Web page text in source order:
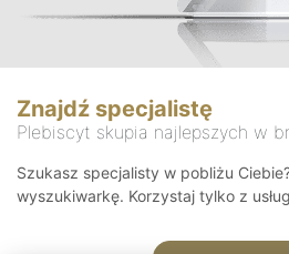
Znajdź specjalistę
Plebiscyt skupia najlepszych w
Szukasz specjalisty w pobliżu
wyszukiwarkę. Korzystaj tylko z